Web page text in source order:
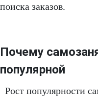
поиска заказов.
Почему
популярной
Рост популярности